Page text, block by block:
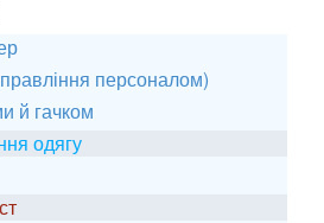
персоналом)
й гачком
одягу